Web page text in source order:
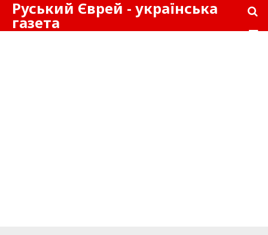
Руський Єврей - українська
газета